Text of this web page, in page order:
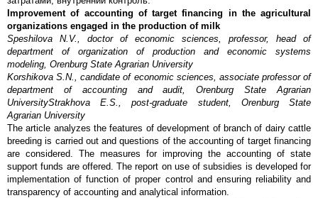
Improvement of accounting of target financing in the agricultural
organizations engaged in the production of milk
Speshilova N.V., doctor of economic sciences, professor, head of
department of organization of production and economic systems
modeling, Orenburg State Agrarian University
Korshikova S.N., candidate of economic sciences, associate professor of
department of accounting and audit, Orenburg State Agrarian
UniversityStrakhova E.S., post-graduate student, Orenburg State
Agrarian University
The article analyzes the features of development of branch of dairy cattle
breeding is carried out and questions of the accounting of target financing
are considered. The measures for improving the accounting of state
support funds are offered. The report on use of subsidies is developed for
implementation of function of proper control and ensuring reliability and
transparency of accounting and analytical information.